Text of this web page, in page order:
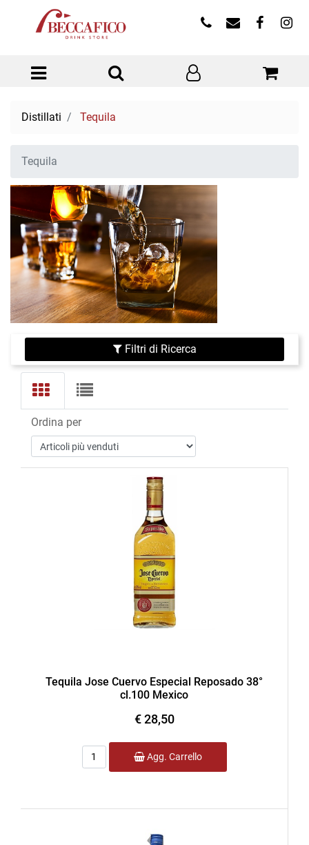
Open menu
Distillati Tequila
Tequila
Filtri di Ricerca
Ordina per
Tequila Jose Cuervo Especial Reposado 38°
cl.100 Mexico
€ 28,50
Quantità
Agg. Carrello